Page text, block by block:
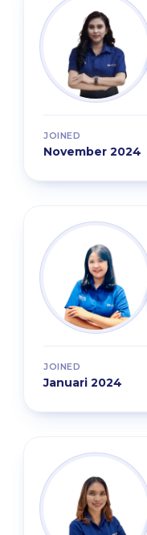
JOINED
November 2024
JOINED
Januari 2024